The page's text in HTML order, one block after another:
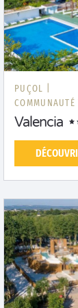
PUÇOL |
Valencia